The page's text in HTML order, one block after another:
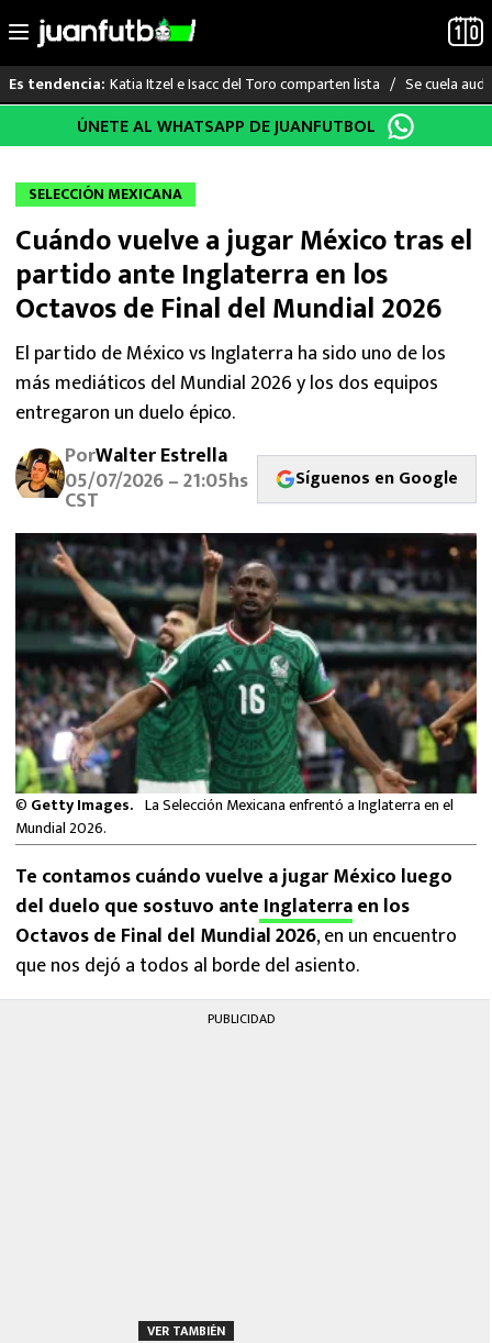
al
Es tendencia: Katia Itzel e Isacc del Toro comparten lista Se cuela
LO ÚLTIMO
LIGA MX
RAYADOS
PUMAS
ATLANTE
SELECCIÓN MEXICANA
FUTBOL INTERNACIONAL
MEXICANOS EN EL EXTRANJERO
FUTBOL ESTUFA
FÓRMULA 1
BOXEO
LIGA MX
NFL
ÚNETE AL WHATSAPP DE JUANFUTBOL
SELECCIÓN MEXICANA
Cuándo vuelve a jugar México tras el
partido ante Inglaterra en los
Octavos de Final del Mundial 2026
El partido de México vs Inglaterra ha sido uno de los
más mediáticos del Mundial 2026 y los dos equipos
entregaron un duelo épico.
PorWalter Estrella
05/07/2026 – 21:05hs
CST
Síguenos en Google
© Getty Images. La Selección Mexicana enfrentó a Inglaterra en el
Mundial 2026.
Te contamos cuándo vuelve a jugar México luego
del duelo que sostuvo ante Inglaterraen los
Octavos de Final del Mundial 2026, en un encuentro
que nos dejó a todos al borde del asiento.
PUBLICIDAD
VER TAMBIÉN